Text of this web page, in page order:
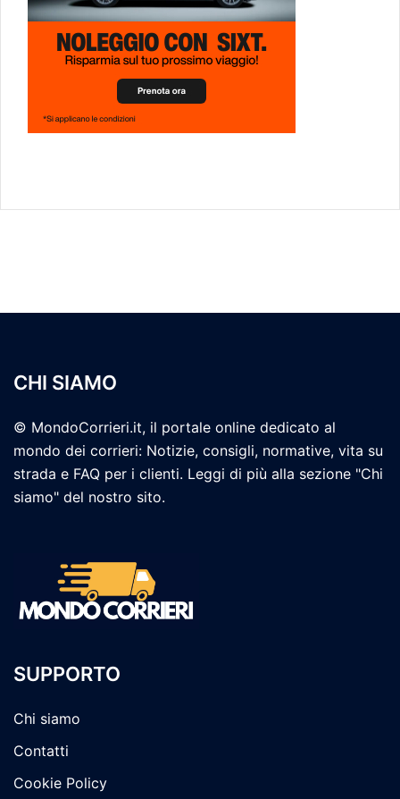
CHI SIAMO
© MondoCorrieri.it, il portale online dedicato al
mondo dei corrieri: Notizie, consigli, normative, vita su
strada e FAQ per i clienti. Leggi di più alla sezione "Chi
siamo" del nostro sito.
SUPPORTO
Chi siamo
Contatti
Cookie Policy